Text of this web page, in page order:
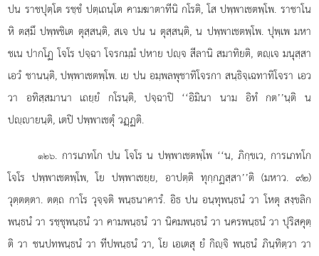
ปน ราชปุตฺโต รชฺชํ ปตฺเถนฺโต คามฆาตาทีนิ กโรติ, โส ปพฺพาเชตพฺโพ. ราชาโน
หิ ตสฺมึ ปพฺพชิเต ตุสฺสนฺติ, สเจ ปน น ตุสฺสนฺติ, น ปพฺพาเชตพฺโพ. ปุพฺเพ มหา
ชเน ปากโฏ โจโร ปจฺฉา โจรกมฺมํ ปหาย ปฺจ สีลานิ สมาทิยติ, ตฺเจ มนุสฺสา
เอวํ ชานนฺติ, ปพฺพาเชตพฺโพ. เย ปน อมฺพลพุชาทิโจรกา สนฺธิจฺเฉทาทิโจรา เอว
วา อทิสฺสมานา เถยฺยํ กโรนฺติ, ปจฺฉาปิ ‘‘อิมินา นาม อิทํ กต’’นฺติ น
ปฺายนฺติ, เตปิ ปพฺพาเชตุํ วฏฺฏติ.
๑๒๖. การเภทโก ปน โจโร น ปพฺพาเชตพฺโพ ‘‘น, ภิกฺขเว, การเภทโก
โจโร ปพฺพาเชตพฺโพ, โย ปพฺพาเชยฺย, อาปตฺติ ทุกฺกฏสฺสา’’ติ (มหาว. ๙๒)
วุตฺตตฺตา. ตตฺถ กาโร วุจฺจติ พนฺธนาคารํ. อิธ ปน อนฺทุพนฺธนํ วา โหตุ สงฺขลิก
พนฺธนํ วา รชฺชุพนฺธนํ วา คามพนฺธนํ วา นิคมพนฺธนํ วา นครพนฺธนํ วา ปุริสคุตฺ
ติ วา ชนปทพนฺธนํ วา ทีปพนฺธนํ วา, โย เอเตสุ ยํ กิฺจิ พนฺธนํ ภินฺทิตฺวา วา